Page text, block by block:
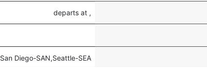
, departs at
San Diego-SAN,Seattle-SEA